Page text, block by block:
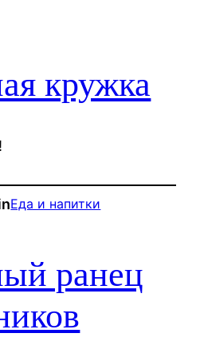
кружка
Еда и напитки
ранец